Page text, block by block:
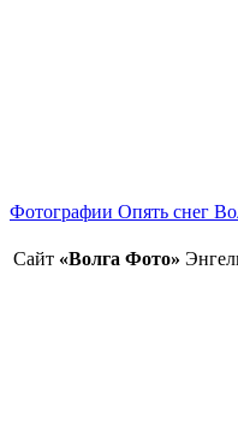
Фотографии Опять снег
Сайт «Волга Фото»